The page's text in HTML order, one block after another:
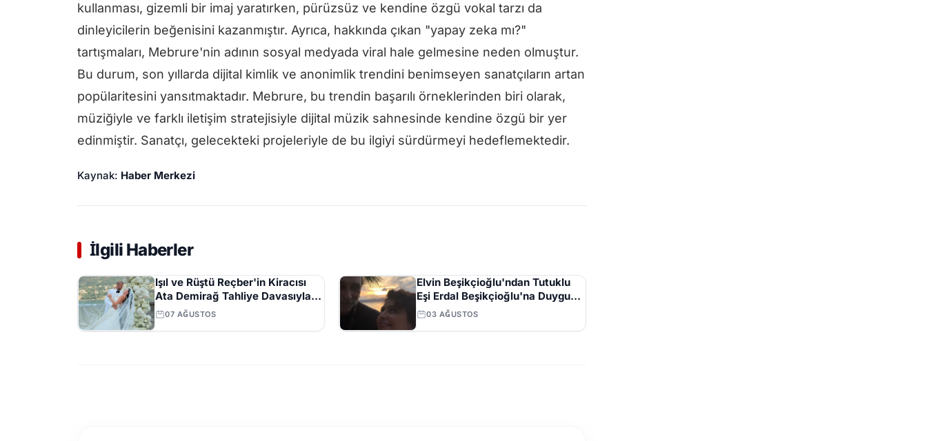
kullanması, gizemli bir imaj yaratırken, pürüzsüz ve kendine özgü vokal tarzı da
dinleyicilerin beğenisini kazanmıştır. Ayrıca, hakkında çıkan "yapay zeka mı?"
tartışmaları, Mebrure'nin adının sosyal medyada viral hale gelmesine neden olmuştur.
Bu durum, son yıllarda dijital kimlik ve anonimlik trendini benimseyen sanatçıların artan
popülaritesini yansıtmaktadır. Mebrure, bu trendin başarılı örneklerinden biri olarak,
müziğiyle ve farklı iletişim stratejisiyle dijital müzik sahnesinde kendine özgü bir yer
edinmiştir. Sanatçı, gelecekteki projeleriyle de bu ilgiyi sürdürmeyi hedeflemektedir.
Kaynak: Haber Merkezi
İlgili Haberler
Işıl ve Rüştü Reçber'in Kiracısı
Ata Demirağ Tahliye Davasıyla
Yargıda
07 AĞUSTOS
Elvin Beşikçioğlu'ndan Tutuklu
Eşi Erdal Beşikçioğlu'na Duygu
Yüklü Mektup
03 AĞUSTOS